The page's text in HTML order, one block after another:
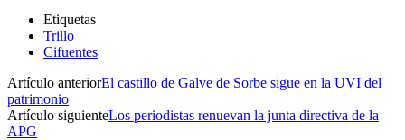
Etiquetas
Trillo
Cifuentes
Artículo anteriorEl castillo de Galve de Sorbe sigue en la UVI del
patrimonio
Artículo siguienteLos periodistas renuevan la junta directiva de la
APG